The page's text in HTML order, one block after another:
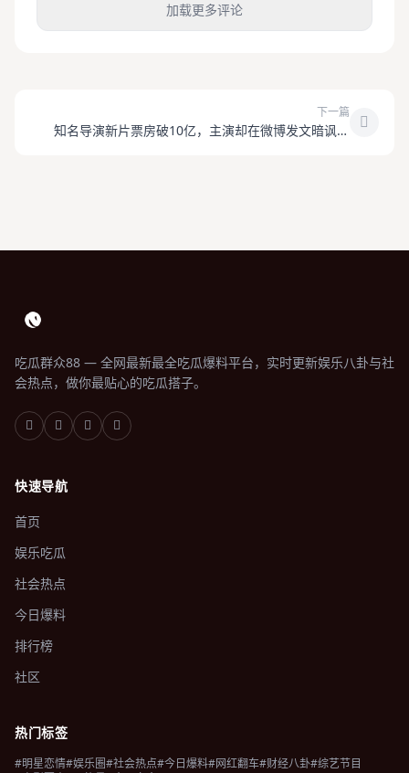
加载更多评论
下一篇
知名导演新片票房破10亿，主演却在微博发文暗讽片
吃瓜群众88 — 全网最新最全吃瓜爆料平台，实时更新娱乐八卦与社
会热点，做你最贴心的吃瓜搭子。
快速导航
首页
娱乐吃瓜
社会热点
今日爆料
排行榜
社区
热门标签
#明星恋情#娱乐圈#社会热点#今日爆料#网红翻车#财经八卦#综艺节目